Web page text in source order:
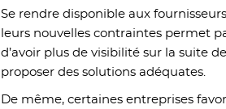
Se rendre disponible aux
leurs nouvelles contraintes permet
d’avoir plus de visibilité sur la suite
proposer des solutions adéquates.
De même, certaines entreprises